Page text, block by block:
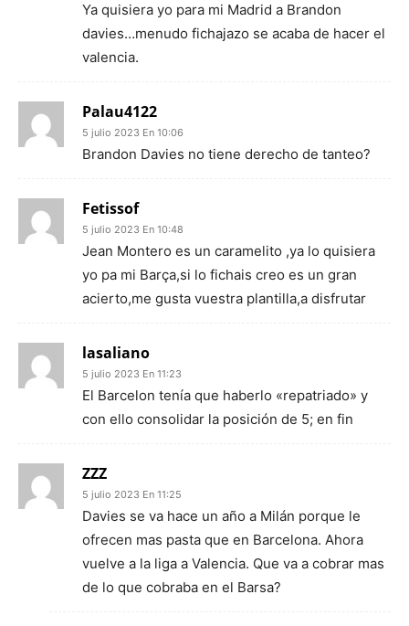
Ya quisiera yo para mi Madrid a Brandon
davies…menudo fichajazo se acaba de hacer el
valencia.
Palau4122
5 julio 2023 En 10:06
Brandon Davies no tiene derecho de tanteo?
Fetissof
5 julio 2023 En 10:48
Jean Montero es un caramelito ,ya lo quisiera
yo pa mi Barça,si lo fichais creo es un gran
acierto,me gusta vuestra plantilla,a disfrutar
lasaliano
5 julio 2023 En 11:23
El Barcelon tenía que haberlo «repatriado» y
con ello consolidar la posición de 5; en fin
ZZZ
5 julio 2023 En 11:25
Davies se va hace un año a Milán porque le
ofrecen mas pasta que en Barcelona. Ahora
vuelve a la liga a Valencia. Que va a cobrar mas
de lo que cobraba en el Barsa?